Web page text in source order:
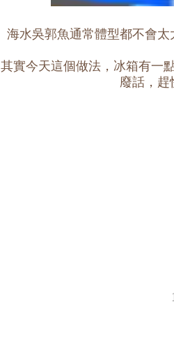
海水吳郭魚通常體型都不會
其實今天這個做法，冰箱有一
廢話，趕